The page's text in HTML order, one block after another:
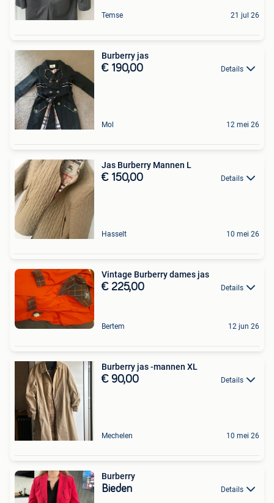
Temse 21 jul 26
Burberry jas
€ 190,00 Details
Mol 12 mei 26
Jas Burberry Mannen L
€ 150,00 Details
Hasselt 10 mei 26
Vintage Burberry dames jas
€ 225,00 Details
Bertem 12 jun 26
Burberry jas -mannen XL
€ 90,00 Details
Mechelen 10 mei 26
Burberry
Bieden Details